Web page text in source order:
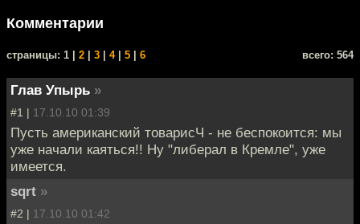
Комментарии
cтраницы: 1 | 2 3 4| 5 6 всего: 564
Глав Упырь »
#1 | 17.10.10 01:39
Пусть американский товарисЧ - не беспокоится: мы
уже начали каяться!! Ну "либерал в Кремле", уже
имеется.
sqrt »
#2 | 17.10.10 01:42